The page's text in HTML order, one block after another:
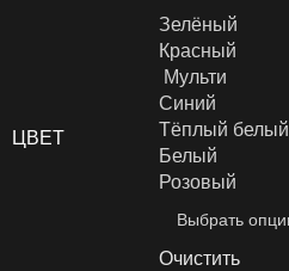
ЦВЕТ
Зелёный
Красный
Мульти
Синий
Тёплый белый
Белый
Розовый
Очистить